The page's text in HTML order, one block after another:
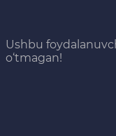
Ushbu
o‘tmagan!